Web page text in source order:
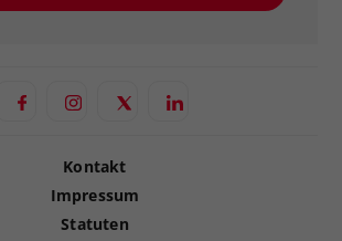
Kontakt
Impressum
Statuten